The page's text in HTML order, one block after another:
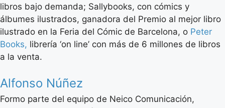
libros bajo demanda; Sallybooks, con cómics y
álbumes ilustrados, ganadora del Premio al mejor libro
ilustrado en la Feria del Cómic de Barcelona, o Peter
Books, librería ‘on line’ con más de 6 millones de libros
a la venta.
Alfonso Núñez
Formo parte del equipo de Neico Comunicación,